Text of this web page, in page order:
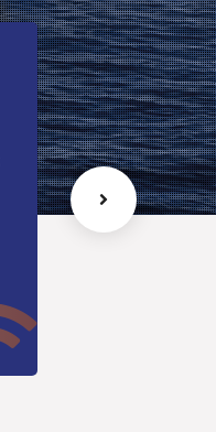
de sécurité
conçoit, installe et
pour ses clients, des
mesure dans le respect
règles APSAD.